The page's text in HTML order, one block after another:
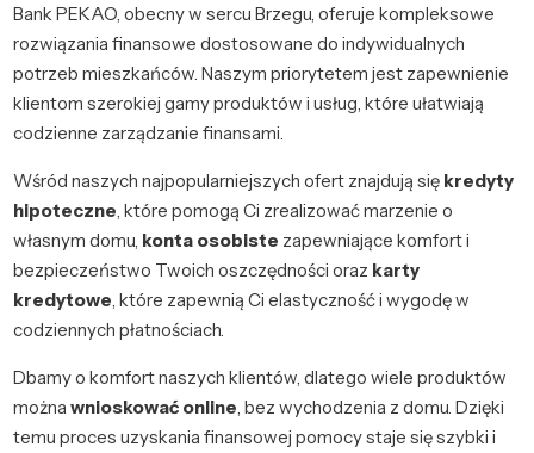
Bank PEKAO, obecny w sercu Brzegu, oferuje kompleksowe
rozwiązania finansowe dostosowane do indywidualnych
potrzeb mieszkańców. Naszym priorytetem jest zapewnienie
klientom szerokiej gamy produktów i usług, które ułatwiają
codzienne zarządzanie finansami.
Wśród naszych najpopularniejszych ofert znajdują się kredyty
hipoteczne, które pomogą Ci zrealizować marzenie o
własnym domu, konta osobiste zapewniające komfort i
bezpieczeństwo Twoich oszczędności oraz karty
kredytowe, które zapewnią Ci elastyczność i wygodę w
codziennych płatnościach.
Dbamy o komfort naszych klientów, dlatego wiele produktów
możnawnioskować online, bez wychodzenia z domu. Dzięki
temu proces uzyskania finansowej pomocy staje się szybki i